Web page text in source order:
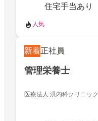
住宅手当あり
人気
新着正社員
管理栄養士
医療法人 洪内科クリニック